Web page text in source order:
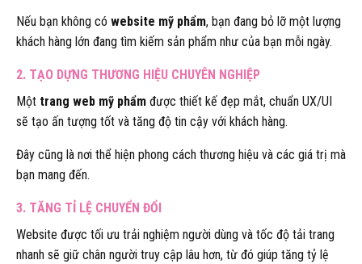
Nếu bạn không có website mỹ phẩm, bạn đang bỏ lỡ một lượng
khách hàng lớn đang tìm kiếm sản phẩm như của bạn mỗi ngày.
2. TẠO DỰNG THƯƠNG HIỆU CHUYÊN NGHIỆP
Một trang web mỹ phẩm được thiết kế đẹp mắt, chuẩn UX/UI
sẽ tạo ấn tượng tốt và tăng độ tin cậy với khách hàng.
Đây cũng là nơi thể hiện phong cách thương hiệu và các giá trị mà
bạn mang đến.
3. TĂNG TỈ LỆ CHUYỂN ĐỔI
Website được tối ưu trải nghiệm người dùng và tốc độ tải trang
nhanh sẽ giữ chân người truy cập lâu hơn, từ đó giúp tăng tỷ lệ